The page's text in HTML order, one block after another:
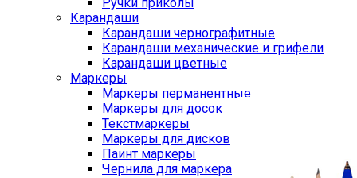
Ручки приколы
Карандаши
Карандаши чернографитные
Карандаши механические и грифели
Карандаши цветные
Маркеры
Маркеры перманентные
Маркеры для досок
Текстмаркеры
Маркеры для дисков
Паинт маркеры
Чернила для маркера